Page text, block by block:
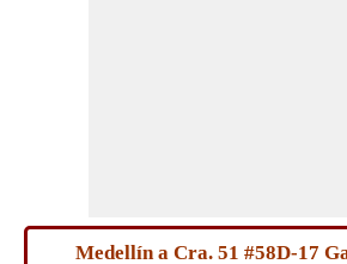
Medellín a Cra. 51 #58D-17